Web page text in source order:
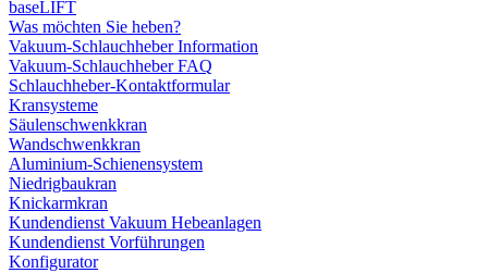
baseLIFT
Was möchten Sie heben?
Vakuum-Schlauchheber Information
Vakuum-Schlauchheber FAQ
Schlauchheber-Kontaktformular
Kransysteme
Säulenschwenkkran
Wandschwenkkran
Aluminium-Schienensystem
Niedrigbaukran
Knickarmkran
Kundendienst Vakuum Hebeanlagen
Kundendienst Vorführungen
Konfigurator